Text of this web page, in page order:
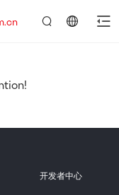
开发者中心